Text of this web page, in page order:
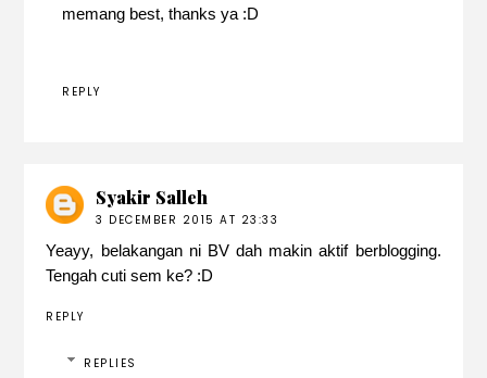
memang best, thanks ya :D
REPLY
Syakir Salleh
3 DECEMBER 2015 AT 23:33
Yeayy, belakangan ni BV dah makin aktif berblogging.
Tengah cuti sem ke? :D
REPLY
REPLIES